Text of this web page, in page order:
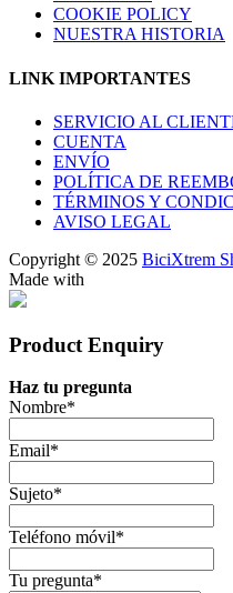
COOKIE POLICY
NUESTRA HISTORIA
LINK IMPORTANTES
SERVICIO AL
CUENTA
ENVÍO
POLÍTICA DE
TÉRMINOS Y
AVISO LEGAL
Copyright © 2025 BiciXtrem
Made with
Product Enquiry
Haz tu pregunta
Nombre*
Email*
Sujeto*
Teléfono móvil*
Tu pregunta*